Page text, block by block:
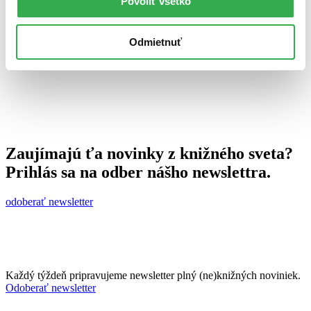
Odmietnuť
Zaujímajú ťa novinky z knižného sveta?
Prihlás sa na odber nášho newslettra.
odoberať newsletter
Každý týždeň pripravujeme newsletter plný (ne)knižných noviniek.
Odoberať newsletter